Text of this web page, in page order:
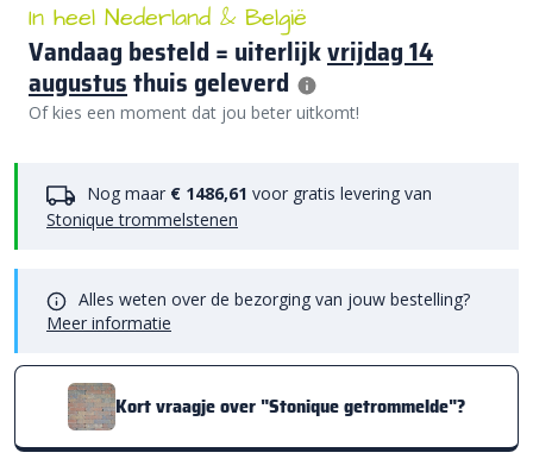
In heel Nederland & België
Vandaag besteld = uiterlijkvrijdag 14
augustusthuis geleverd
Of kies een moment dat jou beter uitkomt!
Nog maar € 1486,61 voor gratis levering van
Stonique trommelstenen
Alles weten over de bezorging van jouw bestelling?
Meer informatie
Kort vraagje over "Stonique getrommelde"?